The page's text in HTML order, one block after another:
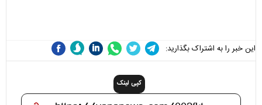
این خبر را به اشتراک بگذارید:
کپی لینک